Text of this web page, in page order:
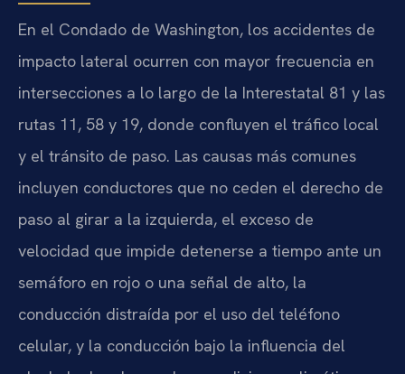
En el Condado de Washington, los accidentes de
impacto lateral ocurren con mayor frecuencia en
intersecciones a lo largo de la Interestatal 81 y las
rutas 11, 58 y 19, donde confluyen el tráfico local
y el tránsito de paso. Las causas más comunes
incluyen conductores que no ceden el derecho de
paso al girar a la izquierda, el exceso de
velocidad que impide detenerse a tiempo ante un
semáforo en rojo o una señal de alto, la
conducción distraída por el uso del teléfono
celular, y la conducción bajo la influencia del